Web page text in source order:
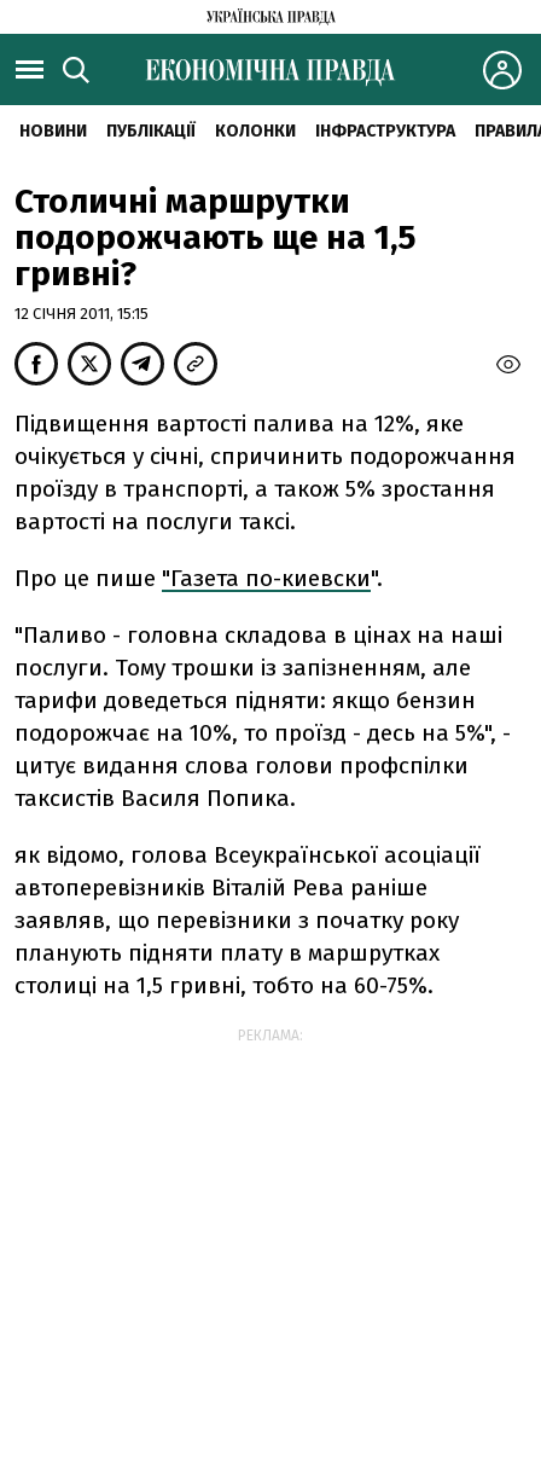
НОВИНИ ПУБЛІКАЦІЇ КОЛОНКИ ІНФРАСТРУКТУРА
Столичні маршрутки
подорожчають ще на 1,5
гривні?
12 СІЧНЯ 2011, 15:15
Підвищення вартості палива на 12%, яке
очікується у січні, спричинить подорожчання
проїзду в транспорті, а також 5% зростання
вартості на послуги таксі.
Про це пише "Газета по-киевски".
"Паливо - головна складова в цінах на наші
послуги. Тому трошки із запізненням, але
тарифи доведеться підняти: якщо бензин
подорожчає на 10%, то проїзд - десь на 5%", -
цитує видання слова голови профспілки
таксистів Василя Попика.
як відомо, голова Всеукраїнської асоціації
автоперевізників Віталій Рева раніше
заявляв, що перевізники з початку року
планують підняти плату в маршрутках
столиці на 1,5 гривні, тобто на 60-75%.
РЕКЛАМА: